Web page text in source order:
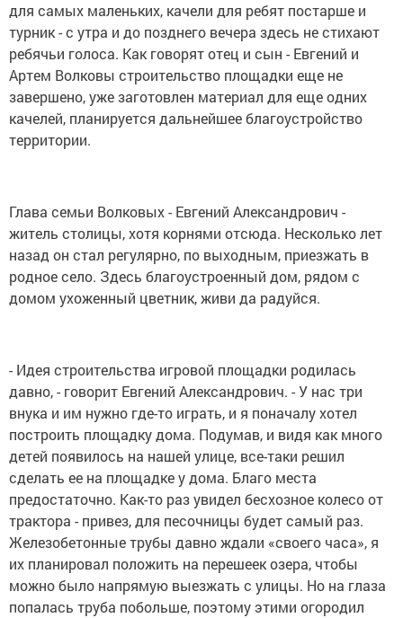
для самых маленьких, качели для ребят постарше и
турник - с утра и до позднего вечера здесь не стихают
ребячьи голоса. Как говорят отец и сын - Евгений и
Артем Волковы строительство площадки еще не
завершено, уже заготовлен материал для еще одних
качелей, планируется дальнейшее благоустройство
территории.
Глава семьи Волковых - Евгений Александрович -
житель столицы, хотя корнями отсюда. Несколько лет
назад он стал регулярно, по выходным, приезжать в
родное село. Здесь благоустроенный дом, рядом с
домом ухоженный цветник, живи да радуйся.
- Идея строительства игровой площадки родилась
давно, - говорит Евгений Александрович. - У нас три
внука и им нужно где-то играть, и я поначалу хотел
построить площадку дома. Подумав, и видя как много
детей появилось на нашей улице, все-таки решил
сделать ее на площадке у дома. Благо места
предостаточно. Как-то раз увидел бесхозное колесо от
трактора - привез, для песочницы будет самый раз.
Железобетонные трубы давно ждали «своего часа», я
их планировал положить на перешеек озера, чтобы
можно было напрямую выезжать с улицы. Но на глаза
попалась труба побольше, поэтому этими огородил